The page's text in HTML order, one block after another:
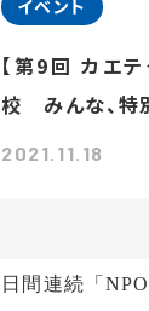
イベント
【第9回 カエ
校 みんな、特
2021.11.18